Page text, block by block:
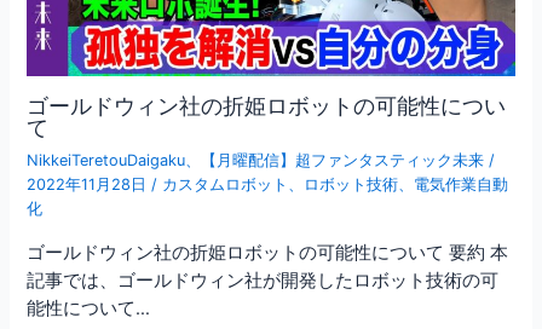
ゴールドウィン社の折姫ロボットの可能性につい
て
NikkeiTeretouDaigaku、 【月曜配信】超ファンタスティック未来 /
2022年11月28日 / カスタムロボット 、 ロボット技術、 電気作業自動
化
ゴールドウィン社の折姫ロボットの可能性について 要約 本
記事では、ゴールドウィン社が開発したロボット技術の可
能性について…